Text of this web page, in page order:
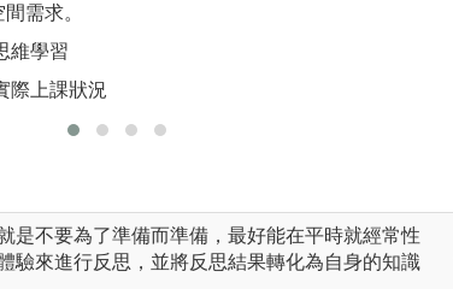
需求。
維學習
際上課狀況
是不要為了準備而準備，最好能在平時就經常性
驗來進行反思，並將反思結果轉化為自身的知識